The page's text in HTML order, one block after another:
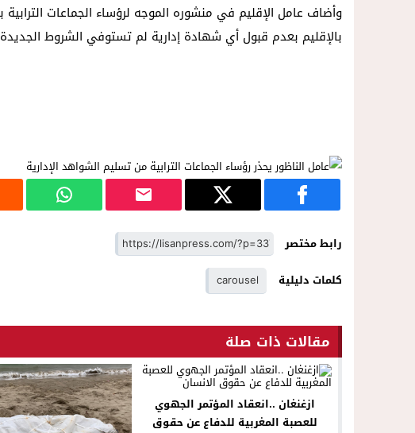
وأضاف عامل الإقليم في منشوره الموجه لرؤساء الجماعات الترابية
بالإقليم بعدم قبول أي شهادة إدارية لم تستوفي الشروط الجديدة
رابط مختصر
كلمات دليلية
carousel
مقالات ذات صلة
ازغنغان ..انعقاد المؤتمر الجهوي
للعصبة المغربية للدفاع عن حقوق